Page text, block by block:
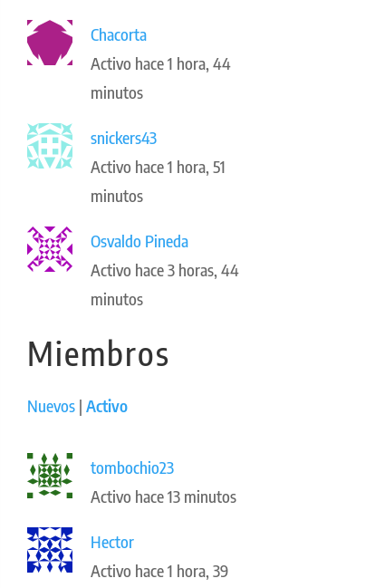
Chacorta
Activo hace 1 hora, 44
minutos
snickers43
Activo hace 1 hora, 51
minutos
Osvaldo Pineda
Activo hace 3 horas, 44
minutos
Miembros
Nuevos | Activo
tombochio23
Activo hace 13 minutos
Hector
Activo hace 1 hora, 39